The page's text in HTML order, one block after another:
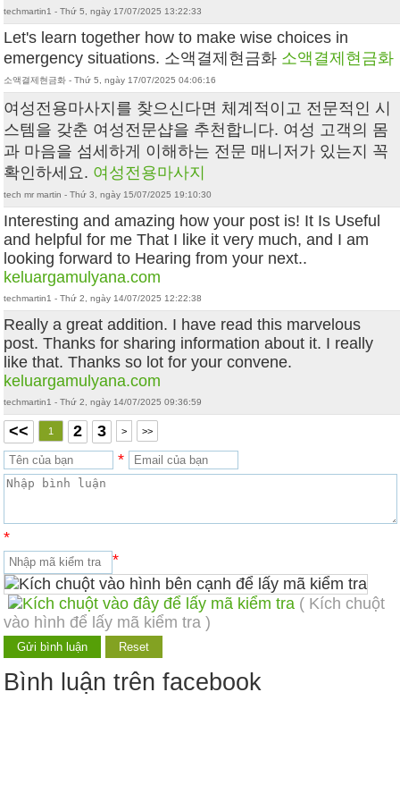
techmartin1 - Thứ 5, ngày 17/07/2025 13:22:33
Let's learn together how to make wise choices in
emergency situations. 소액결제현금화 소액결제현금화
소액결제현금화 - Thứ 5, ngày 17/07/2025 04:06:16
여성전용마사지를 찾으신다면 체계적이고 전문적인 시
스템을 갖춘 여성전문샵을 추천합니다. 여성 고객의 몸
과 마음을 섬세하게 이해하는 전문 매니저가 있는지 꼭
확인하세요. 여성전용마사지
tech mr martin - Thứ 3, ngày 15/07/2025 19:10:30
Interesting and amazing how your post is! It Is Useful
and helpful for me That I like it very much, and I am
looking forward to Hearing from your next..
keluargamulyana.com
techmartin1 - Thứ 2, ngày 14/07/2025 12:22:38
Really a great addition. I have read this marvelous
post. Thanks for sharing information about it. I really
like that. Thanks so lot for your convene.
keluargamulyana.com
techmartin1 - Thứ 2, ngày 14/07/2025 09:36:59
<< 1 2 3 > >>
*
*
*
( Kích chuột
vào hình để lấy mã kiểm tra )
Bình luận trên facebook